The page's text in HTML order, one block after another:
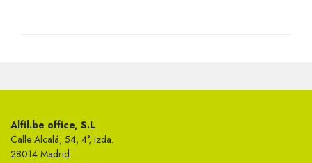
Alfil.be office, S.L
Calle Alcalá, 54, 4°, izda.
28014 Madrid